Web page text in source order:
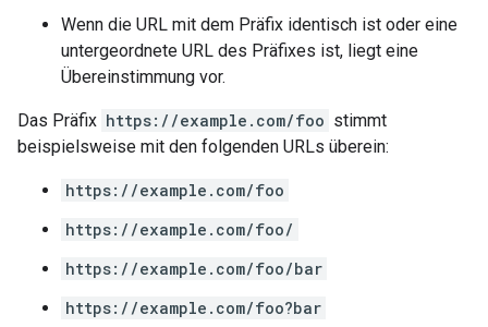
Wenn die URL mit dem Präfix identisch ist oder eine
untergeordnete URL des Präfixes ist, liegt eine
Übereinstimmung vor.
Das Präfix https://example.com/foo stimmt
beispielsweise mit den folgenden URLs überein:
https://example.com/foo
https://example.com/foo/
https://example.com/foo/bar
https://example.com/foo?bar